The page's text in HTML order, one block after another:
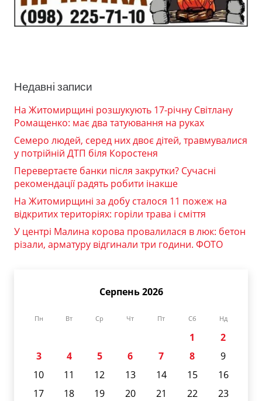
Недавні записи
На Житомирщині розшукують 17-річну Світлану
Ромащенко: має два татуювання на руках
Семеро людей, серед них двоє дітей, травмувалися
у потрійній ДТП біля Коростеня
Перевертаєте банки після закрутки? Сучасні
рекомендації радять робити інакше
На Житомирщині за добу сталося 11 пожеж на
відкритих територіях: горіли трава і сміття
У центрі Малина корова провалилася в люк: бетон
різали, арматуру відгинали три години. ФОТО
Серпень 2026
Пн Вт Ср Чт Пт Сб Нд
1
2
3
4 5 6 7 8
9
10
11 12 13 14 15
16
17
18 19 20 21 22
23